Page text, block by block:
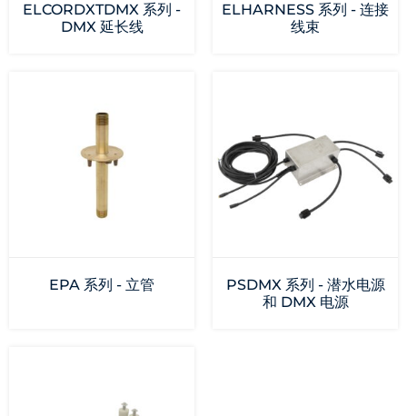
ELCORDXTDMX 系列 -
DMX 延长线
ELHARNESS 系列 - 连接
线束
EPA 系列 - 立管
PSDMX 系列 - 潜水电源
和 DMX 电源